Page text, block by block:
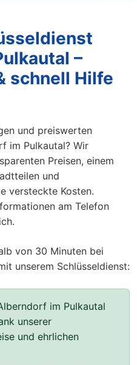
–
schnell Hilfe
und preiswerten
im Pulkautal? Wir
Preisen, einem
und
versteckte Kosten.
am Telefon
von 30 Minuten bei
unserem Schlüsseldienst:
im Pulkautal
unserer
und ehrlichen